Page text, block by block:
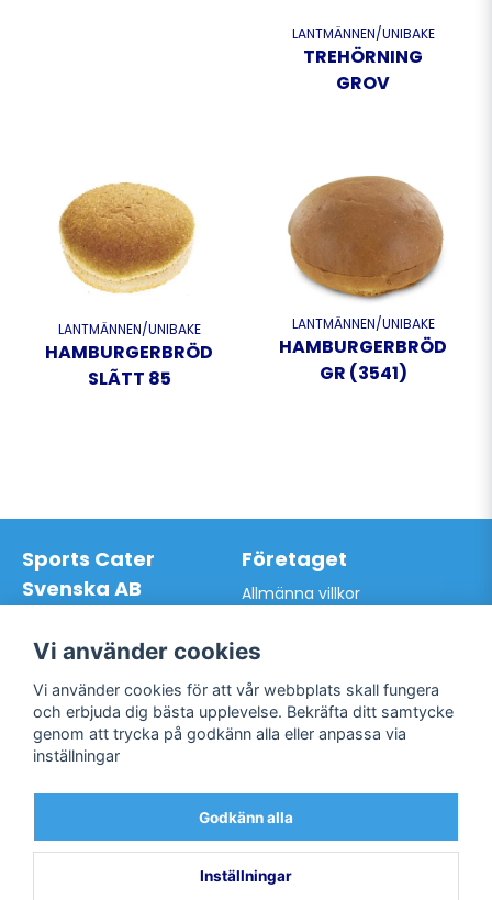
LANTMÄNNEN/UNIBAKE
TREHÖRNING
GROV
LANTMÄNNEN/UNIBAKE
HAMBURGERBRÖD
SLÃTT 85
LANTMÄNNEN/UNIBAKE
GR (3541)
Sports Cater
Svenska AB
Org.nr: 559024-7762
Mail:info@sportscater.se
Företaget
Allmänna villkor
Bli kund / Logga in
Support
Allmänna villkor
Kontakta oss
Facebook
Twitter
Vi använder cookies
Vi använder cookies för att vår webbplats skall fungera
och erbjuda dig bästa upplevelse. Bekräfta ditt samtycke
genom att trycka på godkänn alla eller anpassa via
inställningar
Godkänn alla
Inställningar